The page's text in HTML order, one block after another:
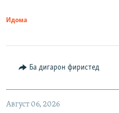
Идома
Ба дигарон фиристед
Август 06, 2026